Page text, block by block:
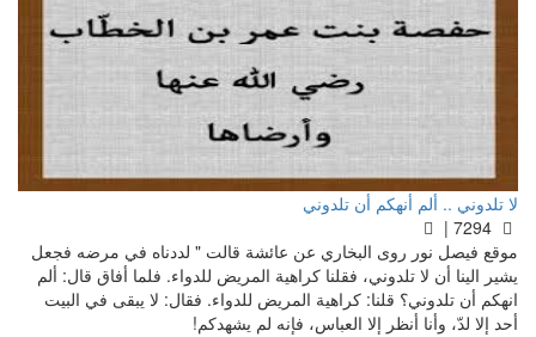
لا تلدوني .. ألم أنهكم أن تلدوني
موقع فيصل نور روى البخاري عن عائشة قالت " لددناه في مرضه فجعل
يشير الينا أن لا تلدوني، فقلنا كراهية المريض للدواء. فلما أفاق قال: ألم
انهكم أن تلدوني؟ قلنا: كراهية المريض للدواء. فقال: لا يبقى في البيت
أحد إلا لدّ، وأنا أنظر إلا العباس، فإنه لم يشهدكم!